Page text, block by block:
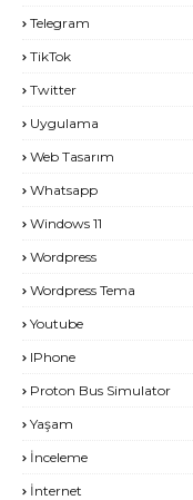
Telegram
TikTok
Twitter
Uygulama
Web Tasarım
Whatsapp
Windows 11
Wordpress
Wordpress Tema
Youtube
IPhone
Proton Bus Simulator
Yaşam
İnceleme
İnternet